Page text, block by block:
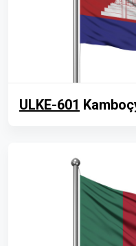
ULKE-601